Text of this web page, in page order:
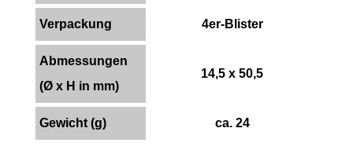
Verpackung 4er-Blister
Abmessungen
(Ø x H in mm)
14,5 x 50,5
Gewicht (g) ca. 24